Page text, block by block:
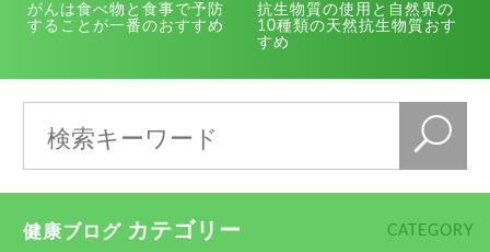
がんは食べ物と食事で予防
することが一番のおすすめ
抗生物質の使用と自然界の
10種類の天然抗生物質おす
すめ
健康ブログ カテゴリー CATEGORY